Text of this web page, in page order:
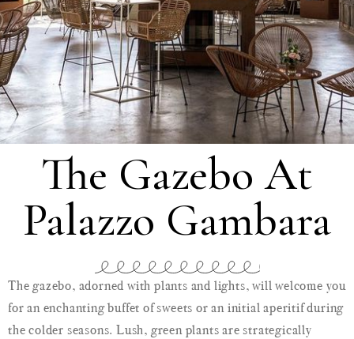
The Gazebo At
Palazzo Gambara
The gazebo, adorned with plants and lights, will welcome you
for an enchanting buffet of sweets or an initial aperitif during
the colder seasons. Lush, green plants are strategically